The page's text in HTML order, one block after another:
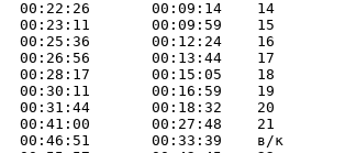
00:22:26       00:09:14    14
00:23:11       00:09:59    15
00:25:36       00:12:24    16
00:26:56       00:13:44    17
00:28:17       00:15:05    18
00:30:11       00:16:59    19
00:31:44       00:18:32    20
00:41:00       00:27:48    21
00:46:51       00:33:39    в/к